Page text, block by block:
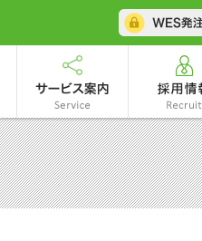
サービス案